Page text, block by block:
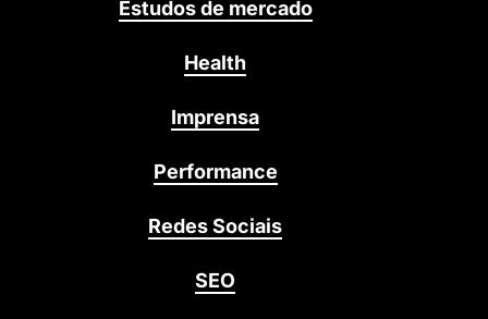
Estudos de mercado
Health
Imprensa
Performance
Redes Sociais
SEO